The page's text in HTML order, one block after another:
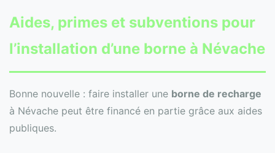
Aides, primes et subventions pour
l’installation d’une borne à Névache
Bonne nouvelle : faire installer une borne de recharge
à Névache peut être financé en partie grâce aux aides
publiques.